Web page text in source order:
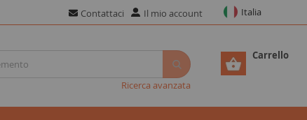
Contattaci Il mio account Italia
Carrello
Ricerca avanzata